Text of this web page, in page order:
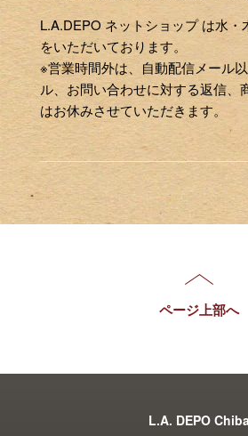
L.A.DEPO ネットショップ は水・
をいただいております。
※営業時間外は、自動配信メール
ル、お問い合わせに対する返信、
はお休みさせていただきます。
ページ上部へ
L.A. DEPO Chiba